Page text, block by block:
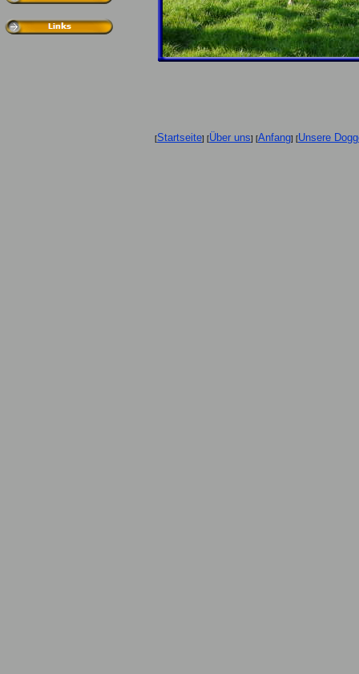
[Startseite] [Über uns] [Anfang] [Unsere